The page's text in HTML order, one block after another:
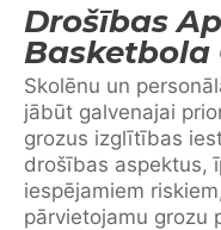
Drošības
Basketbola
Skolēnu un
jābūt galvenajai
grozus izglītības
drošības aspektus,
iespējamiem
pārvietojamu grozu